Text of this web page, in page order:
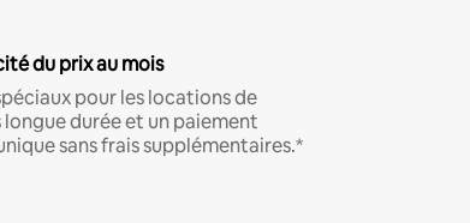
du prix au mois
pour les locations de
longue durée et un paiement
sans frais supplémentaires.*